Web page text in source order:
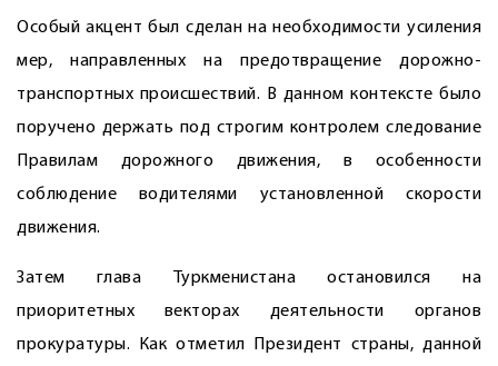
Особый акцент был сделан на необходимости усиления
мер, направленных на предотвращение дорожно-
транспортных происшествий. В данном контексте было
поручено держать под строгим контролем следование
Правилам дорожного движения, в особенности
соблюдение водителями установленной скорости
движения.
Затем глава Туркменистана остановился на
приоритетных векторах деятельности органов
прокуратуры. Как отметил Президент страны, данной